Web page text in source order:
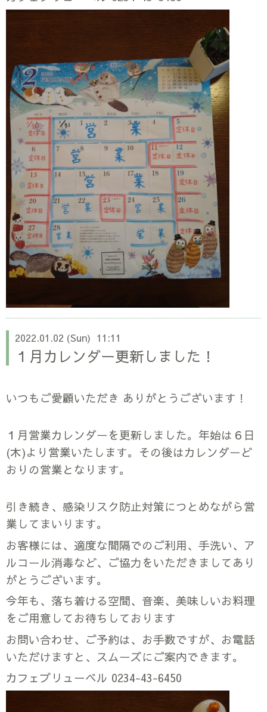
2022.01.02 (Sun) 11:11
１月カレンダー更新しました！
いつもご愛顧いただき ありがとうございます！
１月営業カレンダーを更新しました。年始は６日
(木)より営業いたします。その後はカレンダーど
おりの営業となります。
引き続き、感染リスク防止対策につとめながら営
業してまいります。
お客様には、適度な間隔でのご利用、手洗い、ア
ルコール消毒など、ご協力をいただきましてあり
がとうございます。
今年も、落ち着ける空間、音楽、美味しいお料理
をご用意してお待ちしております
お問い合わせ、ご予約は、お手数ですが、お電話
いただけますと、スムーズにご案内できます。
カフェブリューベル 0234-43-6450